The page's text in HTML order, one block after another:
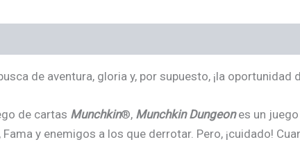
de aventura, gloria y, por supuesto, ¡la
de cartas Munchkin®, Munchkin Dungeones un juego
Fama y enemigos a los que derrotar. Pero, ¡cuidado!